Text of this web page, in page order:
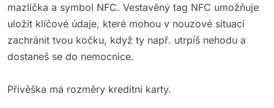
mazlíčka a symbol NFC. Vestavěný tag NFC umožňuje
uložit klíčové údaje, které mohou v nouzové situaci
zachránit tvou kočku, když ty např. utrpíš nehodu a
dostaneš se do nemocnice.
Přívěška má rozměry kreditní karty.